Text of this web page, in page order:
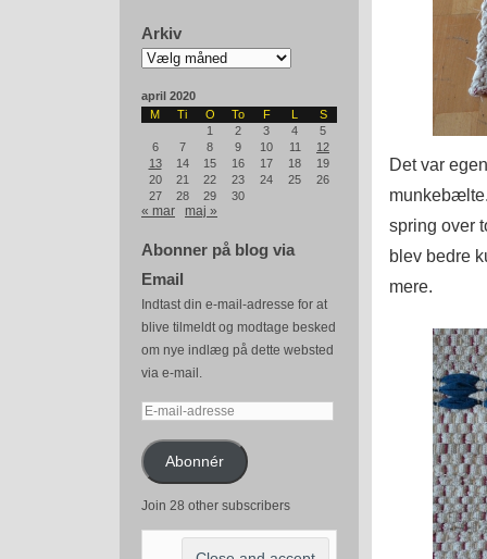
Arkiv
Arkiv
april 2020
M
Ti O To F L
S
1
2 3 4
5
6
7 8 9 10 11
12
13
14 15 16 17 18
19
20
21 22 23 24 25
26
27
28 29 30
« mar maj »
Abonner på blog via
Email
Indtast din e-mail-adresse for at
blive tilmeldt og modtage besked
om nye indlæg på dette websted
via e-mail.
E-
adresseAbonnér
Join 28 other subscribers
Det var
spring over
blev bedre
mere.